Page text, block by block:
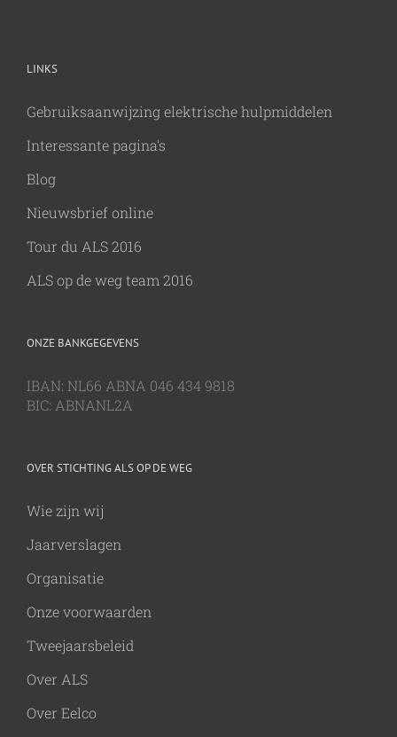
LINKS
Gebruiksaanwijzing elektrische hulpmiddelen
Interessante pagina's
Blog
Nieuwsbrief online
Tour du ALS 2016
ALS op de weg team 2016
ONZE BANKGEGEVENS
IBAN: NL66 ABNA 046 434 9818
BIC: ABNANL2A
OVER STICHTING ALS OP DE WEG
Wie zijn wij
Jaarverslagen
Organisatie
Onze voorwaarden
Tweejaarsbeleid
Over ALS
Over Eelco